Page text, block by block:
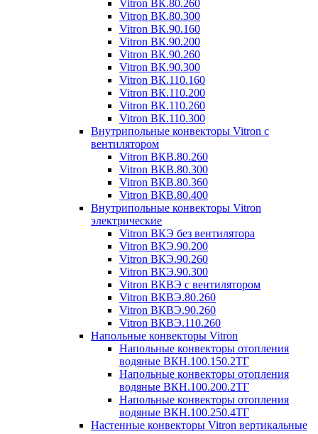
Vitron ВК.80.260
Vitron ВК.80.300
Vitron ВК.90.160
Vitron ВК.90.200
Vitron ВК.90.260
Vitron ВК.90.300
Vitron ВК.110.160
Vitron ВК.110.200
Vitron ВК.110.260
Vitron ВК.110.300
Внутрипольные конвекторы Vitron с
вентилятором
Vitron ВКВ.80.260
Vitron ВКВ.80.300
Vitron ВКВ.80.360
Vitron ВКВ.80.400
Внутрипольные конвекторы Vitron
электрические
Vitron ВКЭ без вентилятора
Vitron ВКЭ.90.200
Vitron ВКЭ.90.260
Vitron ВКЭ.90.300
Vitron ВКВЭ с вентилятором
Vitron ВКВЭ.80.260
Vitron ВКВЭ.90.260
Vitron ВКВЭ.110.260
Напольные конвекторы Vitron
Напольные конвекторы отопления
водяные ВКН.100.150.2ТГ
Напольные конвекторы отопления
водяные ВКН.100.200.2ТГ
Напольные конвекторы отопления
водяные ВКН.100.250.4ТГ
Настенные конвекторы Vitron вертикальные